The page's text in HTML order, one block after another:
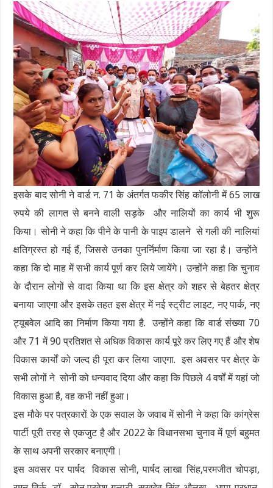
इसके बाद सोनी ने वार्ड न. 71 के अंतर्गत फकीर सिंह कॉलोनी में 65 लाख
रुपये की लागत से बनने वाली सड़के और नालियों का कार्य भी शुरू
किया। सोनी ने कहा कि पीने के पानी के पाइप डालने से गली की नालियां
क्षतिग्रस्त हो गई हैं, जिससे उनका पुनर्निर्माण किया जा रहा है। उन्होंने
कहा कि दो माह में सभी कार्य पूर्ण कर लिये जायेंगे। उन्होंने कहा कि चुनाव
के दौरान लोगों से वादा किया था कि इस क्षेत्र को शहर से बेहतर क्षेत्र
बनाया जाएगा और इसके तहत इस क्षेत्र में नई स्ट्रीट लाइट, नए पार्क, नए
ट्यूबवेल आदि का निर्माण किया गया है. उन्होंने कहा कि वार्ड संख्या 70
और 71 में 90 प्रतिशत से अधिक विकास कार्य पूरे कर लिए गए हैं और शेष
विकास कार्यों को जल्द ही पूरा कर लिया जाएगा. इस अवसर पर क्षेत्र के
सभी लोगों ने सोनी को धन्यवाद दिया और कहा कि पिछले 4 वर्षों में यहां जो
विकास हुआ है, वह कभी नहीं हुआ।
इस मौके पर पत्रकारों के एक सवाल के जवाब में सोनी ने कहा कि कांग्रेस
पार्टी पूरी तरह से एकजुट है और 2022 के विधानसभा चुनाव में पूर्ण बहुमत
के साथ अपनी सरकार बनाएगी।
इस अवसर पर पार्षद विकास सोनी, पार्षद लाखा सिंह,परमजीत चोपड़ा,